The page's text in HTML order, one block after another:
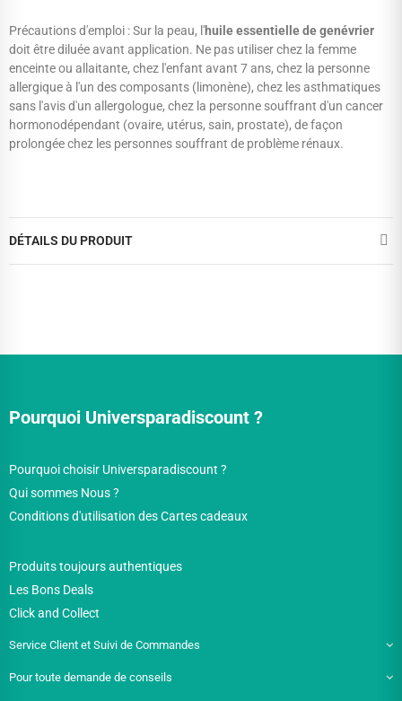
Précautions d'emploi : Sur la peau, l'huile essentielle de genévrier
doit être diluée avant application. Ne pas utiliser chez la femme
enceinte ou allaitante, chez l'enfant avant 7 ans, chez la personne
allergique à l'un des composants (limonène), chez les asthmatiques
sans l'avis d'un allergologue, chez la personne souffrant d'un cancer
hormonodépendant (ovaire, utérus, sain, prostate), de façon
prolongée chez les personnes souffrant de problème rénaux.
DÉTAILS DU PRODUIT
Pourquoi Universparadiscount ?
Pourquoi choisir Universparadiscount ?
Qui sommes Nous ?
Conditions d'utilisation des Cartes cadeaux
Produits toujours authentiques
Les Bons Deals
Click and Collect
Service Client et Suivi de Commandes
Pour toute demande de conseils